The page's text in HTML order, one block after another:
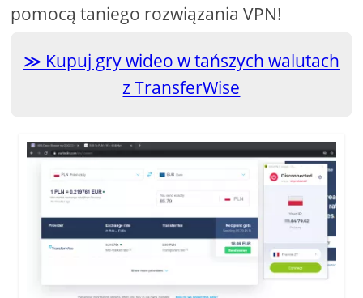
pomocą taniego rozwiązania VPN!
Kupuj gry wideo w tańszych walutach
z TransferWise